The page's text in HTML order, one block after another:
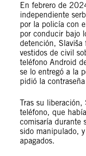
En febrero de
independiente
por la policía con
por conducir bajo
detención, Slaviša
vestidos de civil
teléfono Android
se lo entregó a la
pidió la
Tras su liberación,
teléfono, que
comisaría durante
sido manipulado,
apagados.